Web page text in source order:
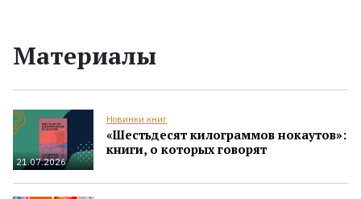
Материалы
21.07.2026
Новинки книг
«Шестьдесят килограммов нокаутов»:
книги, о которых говорят